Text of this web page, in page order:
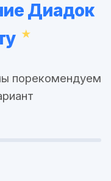
Диадок
порекомендуем